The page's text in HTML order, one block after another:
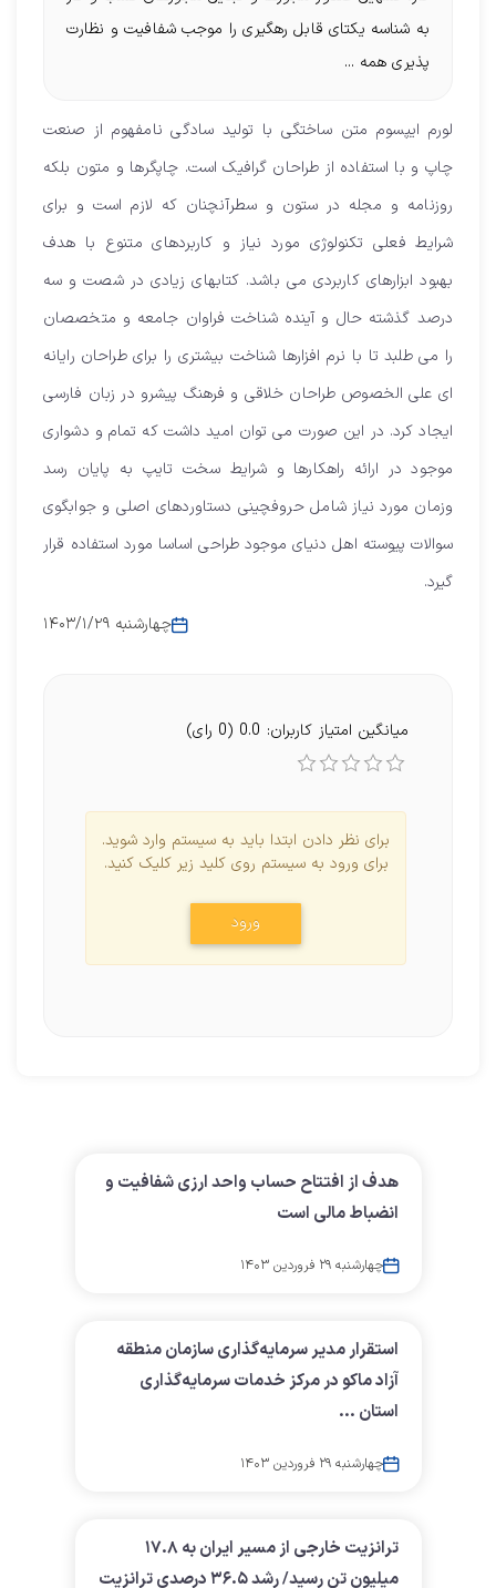
۱۴۰۳/۱/۲۹ چهارشنبه
به شناسه یکتای قابل رهگیری را موجب شفافیت و نظارت
پذیری همه ...
لورم ایپسوم متن ساختگی با تولید سادگی نامفهوم از صنعت
چاپ و با استفاده از طراحان گرافیک است. چاپگرها و متون بلکه
روزنامه و مجله در ستون و سطرآنچنان که لازم است و برای
شرایط فعلی تکنولوژی مورد نیاز و کاربردهای متنوع با هدف
بهبود ابزارهای کاربردی می باشد. کتابهای زیادی در شصت و سه
درصد گذشته حال و آینده شناخت فراوان جامعه و متخصصان
را می طلبد تا با نرم افزارها شناخت بیشتری را برای طراحان رایانه
ای علی الخصوص طراحان خلاقی و فرهنگ پیشرو در زبان فارسی
ایجاد کرد. در این صورت می توان امید داشت که تمام و دشواری
موجود در ارائه راهکارها و شرایط سخت تایپ به پایان رسد
وزمان مورد نیاز شامل حروفچینی دستاوردهای اصلی و جوابگوی
سوالات پیوسته اهل دنیای موجود طراحی اساسا مورد استفاده قرار
گیرد.
میانگین امتیاز کاربران: 0.0 (0 رای)
برای نظر دادن ابتدا باید به سیستم وارد شوید.
برای ورود به سیستم روی کلید زیر کلیک کنید.
ورود
هدف از افتتاح حساب واحد ارزی شفافیت و
انضباط مالی است
چهارشنبه ۲۹ فروردین ۱۴۰۳
استقرار مدیر سرمایه‌گذاری سازمان منطقه
آزاد ماکو در مرکز خدمات سرمایه‌گذاری
استان ...
چهارشنبه ۲۹ فروردین ۱۴۰۳
ترانزیت خارجی از مسیر ایران به ۱۷.۸
میلیون تن رسید/ رشد ۳۶.۵ درصدی ترانزیت